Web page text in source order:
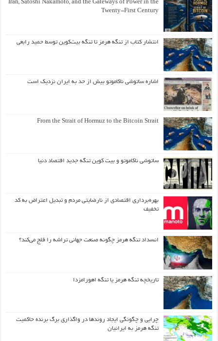
Iran, Satoshi Nakamoto, and the Gateways of Power in the
Twenty-First Century
انتشار کتاب از تنگه هرمز تا تنگه بیت‌کوین توسط حمید رابعی
اشاره ساتوشی ناکاموتو بیش از حد به ایران نزدیک است
From the Strait of Hormuz to the Bitcoin Strait
ساتوشی ناکاموتو و بیت کوین تنگه جدید اقتصاد دنیا
بهره‌برداری اقتصادی از نارضایتی مردم و تبدیل اعتراض به کد
تخفیف
انسداد تنگه هرمز چگونه صنعت جهانی تراشه را فلج می‌کند؟
تاریخچه تنگه هرمز یا تنگه اهورامزدا
چرایی و چگونگی ایجاد روندها در واگذاری برگ برنده حاکمیت
تنگه هرمز به ایرانیان